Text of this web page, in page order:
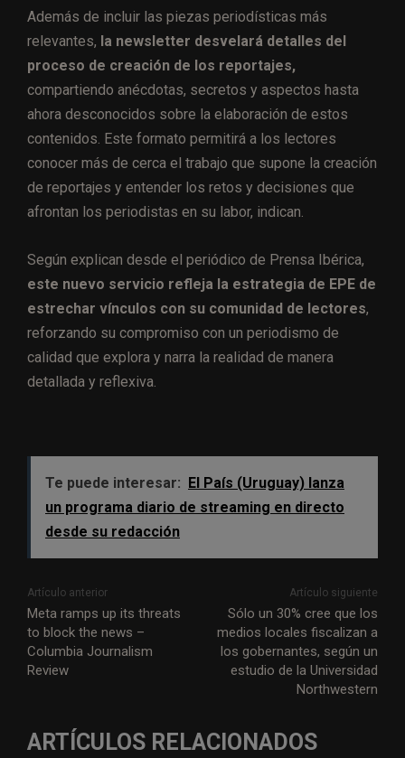
Además de incluir las piezas periodísticas más
relevantes, la newsletter desvelará detalles del
proceso de creación de los reportajes,
compartiendo anécdotas, secretos y aspectos hasta
ahora desconocidos sobre la elaboración de estos
contenidos. Este formato permitirá a los lectores
conocer más de cerca el trabajo que supone la creación
de reportajes y entender los retos y decisiones que
afrontan los periodistas en su labor, indican.
Según explican desde el periódico de Prensa Ibérica,
este nuevo servicio refleja la estrategia de EPE de
estrechar vínculos con su comunidad de lectores,
reforzando su compromiso con un periodismo de
calidad que explora y narra la realidad de manera
detallada y reflexiva.
Te puede interesar: El País (Uruguay) lanza
un programa diario de streaming en directo
desde su redacción
Artículo anterior
Meta ramps up its threats
to block the news –
Columbia Journalism
Review
Artículo siguiente
Sólo un 30% cree que los
medios locales fiscalizan a
los gobernantes, según un
estudio de la Universidad
Northwestern
ARTÍCULOS RELACIONADOS